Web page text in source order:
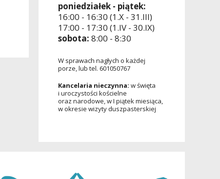
poniedziałek - piątek:
16:00 - 16:30 (1.X - 31.III)
17:00 - 17:30 (1.IV - 30.IX)
sobota: 8:00 - 8:30
W sprawach nagłych o każdej
porze, lub tel. 601050767
Kancelaria nieczynna: w święta
i uroczystości kościelne
oraz narodowe, w I piątek miesiąca,
w okresie wizyty duszpasterskiej